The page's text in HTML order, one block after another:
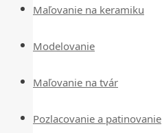
Maľovanie na keramiku
Modelovanie
Maľovanie na tvár
Pozlacovanie a patinovanie